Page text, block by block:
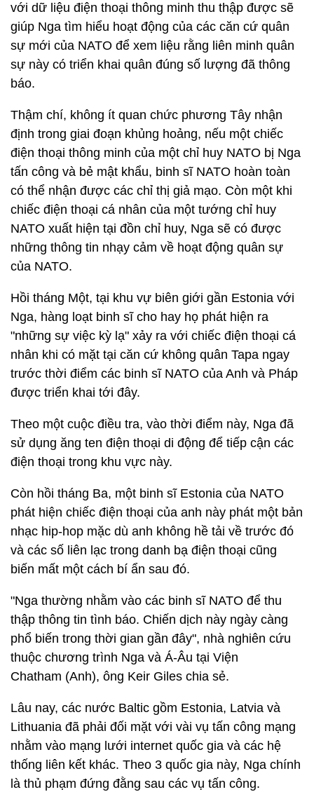
với dữ liệu điện thoại thông minh thu thập được sẽ
giúp Nga tìm hiểu hoạt động của các căn cứ quân
sự mới của NATO để xem liệu rằng liên minh quân
sự này có triển khai quân đúng số lượng đã thông
báo.
Thậm chí, không ít quan chức phương Tây nhận
định trong giai đoạn khủng hoảng, nếu một chiếc
điện thoại thông minh của một chỉ huy NATO bị Nga
tấn công và bẻ mật khẩu, binh sĩ NATO hoàn toàn
có thể nhận được các chỉ thị giả mạo. Còn một khi
chiếc điện thoại cá nhân của một tướng chỉ huy
NATO xuất hiện tại đồn chỉ huy, Nga sẽ có được
những thông tin nhạy cảm về hoạt động quân sự
của NATO.
Hồi tháng Một, tại khu vự biên giới gần Estonia với
Nga, hàng loạt binh sĩ cho hay họ phát hiện ra
"những sự việc kỳ lạ" xảy ra với chiếc điện thoại cá
nhân khi có mặt tại căn cứ không quân Tapa ngay
trước thời điểm các binh sĩ NATO của Anh và Pháp
được triển khai tới đây.
Theo một cuộc điều tra, vào thời điểm này, Nga đã
sử dụng ăng ten điện thoại di động để tiếp cận các
điện thoại trong khu vực này.
Còn hồi tháng Ba, một binh sĩ Estonia của NATO
phát hiện chiếc điện thoại của anh này phát một bản
nhạc hip-hop mặc dù anh không hề tải về trước đó
và các số liên lạc trong danh bạ điện thoại cũng
biến mất một cách bí ẩn sau đó.
"Nga thường nhằm vào các binh sĩ NATO để thu
thập thông tin tình báo. Chiến dịch này ngày càng
phổ biến trong thời gian gần đây", nhà nghiên cứu
thuộc chương trình Nga và Á-Âu tại Viện
Chatham (Anh), ông Keir Giles chia sẻ.
Lâu nay, các nước Baltic gồm Estonia, Latvia và
Lithuania đã phải đối mặt với vài vụ tấn công mạng
nhằm vào mạng lưới internet quốc gia và các hệ
thống liên kết khác. Theo 3 quốc gia này, Nga chính
là thủ phạm đứng đằng sau các vụ tấn công.